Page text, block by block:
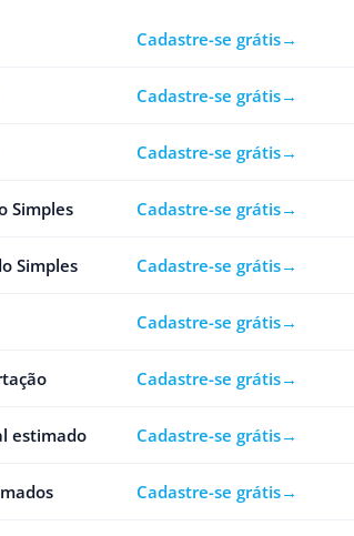
Cadastre-se grátis
Cadastre-se grátis
Cadastre-se grátis
Simples Cadastre-se grátis
Simples Cadastre-se grátis
Cadastre-se grátis
Cadastre-se grátis
estimado Cadastre-se grátis
Cadastre-se grátis